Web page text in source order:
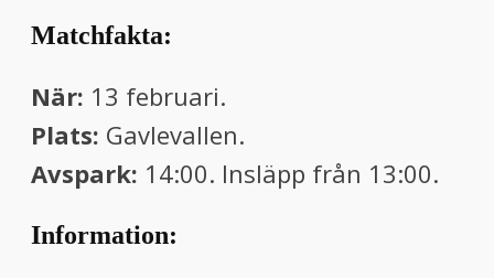
Matchfakta:
När: 13 februari.
Plats: Gavlevallen.
Avspark: 14:00. Insläpp från 13:00.
Information: